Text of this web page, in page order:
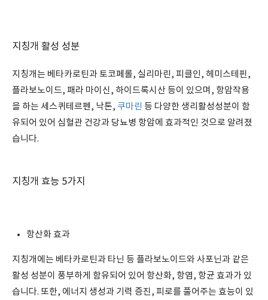
지칭개 활성 성분
지칭개는 베타카로틴과 토코페롤, 실리마린, 피클인, 헤미스테핀,
플라보노이드, 패라 마이신, 하이드록시산 등이 있으며, 항암작용
을 하는 세스퀴테르펜, 낙톤, 쿠마린 등 다양한 생리활성성분이 함
유되어 있어 심혈관 건강과 당뇨병 항암에 효과적인 것으로 알려졌
습니다.
지칭개 효능 5가지
항산화 효과
지칭개에는 베타카로틴과 타닌 등 플라보노이드와 사포닌과 같은
활성 성분이 풍부하게 함유되어 있어 항산화, 항염, 항균 효과가 있
습니다. 또한, 에너지 생성과 기력 증진, 피로를 풀어주는 효능이 있